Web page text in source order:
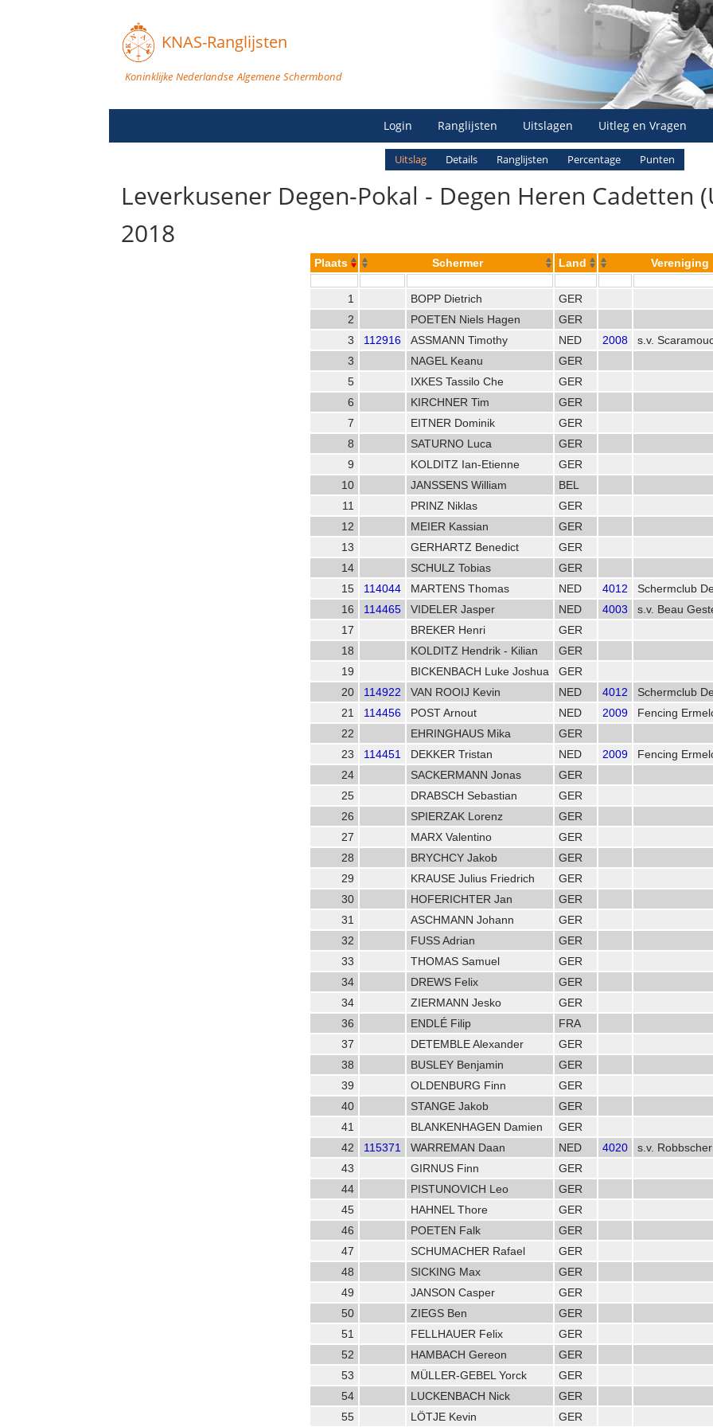
KNAS-Ranglijsten
Koninklijke Nederlandse Algemene Schermbond
Login Ranglijsten Uitslagen Uitleg en Vragen
Uitslag Details Ranglijsten Percentage Punten
Leverkusener Degen-Pokal - Degen Heren Cadetten
2018
Plaats Schermer Land Vereniging
1 BOPP Dietrich
GER
2
POETEN Niels Hagen
GER
3
112916 ASSMANN Timothy NED 2008
s.v.
3
NAGEL Keanu
GER
5
IXKES Tassilo Che
GER
6
KIRCHNER Tim
GER
7
EITNER Dominik
GER
8
SATURNO Luca
GER
9
KOLDITZ Ian-Etienne
GER
10
JANSSENS William
BEL
11
PRINZ Niklas
GER
12
MEIER Kassian
GER
13
GERHARTZ Benedict
GER
14
SCHULZ Tobias
GER
15
114044 MARTENS Thomas NED 4012
Schermclub
16
114465 VIDELER Jasper NED 4003
s.v. Beau
17
BREKER Henri
GER
18
KOLDITZ Hendrik - Kilian
GER
19
BICKENBACH Luke Joshua
GER
20
114922 VAN ROOIJ Kevin NED 4012
Schermclub
21
114456 POST Arnout NED 2009
Fencing
22
EHRINGHAUS Mika
GER
23
114451 DEKKER Tristan NED 2009
Fencing
24
SACKERMANN Jonas
GER
25
DRABSCH Sebastian
GER
26
SPIERZAK Lorenz
GER
27
MARX Valentino
GER
28
BRYCHCY Jakob
GER
29
KRAUSE Julius Friedrich
GER
30
HOFERICHTER Jan
GER
31
ASCHMANN Johann
GER
32
FUSS Adrian
GER
33
THOMAS Samuel
GER
34
DREWS Felix
GER
34
ZIERMANN Jesko
GER
36
ENDLÉ Filip
FRA
37
DETEMBLE Alexander
GER
38
BUSLEY Benjamin
GER
39
OLDENBURG Finn
GER
40
STANGE Jakob
GER
41
BLANKENHAGEN Damien
GER
42
115371 WARREMAN Daan NED 4020
s.v.
43
GIRNUS Finn
GER
44
PISTUNOVICH Leo
GER
45
HAHNEL Thore
GER
46
POETEN Falk
GER
47
SCHUMACHER Rafael
GER
48
SICKING Max
GER
49
JANSON Casper
GER
50
ZIEGS Ben
GER
51
FELLHAUER Felix
GER
52
HAMBACH Gereon
GER
53
MÜLLER-GEBEL Yorck
GER
54
LUCKENBACH Nick
GER
55
LÖTJE Kevin GER